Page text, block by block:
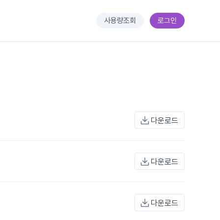
사용량조회 로그인
다운로드
다운로드
다운로드